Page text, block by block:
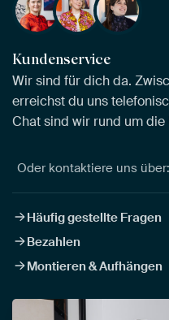
Kundenservice
Wir sind für dich da.
erreichst du uns
Chat sind wir rund um die
Oder kontaktiere uns über:
Häufig gestellte Fragen
Bezahlen
Montieren & Aufhängen